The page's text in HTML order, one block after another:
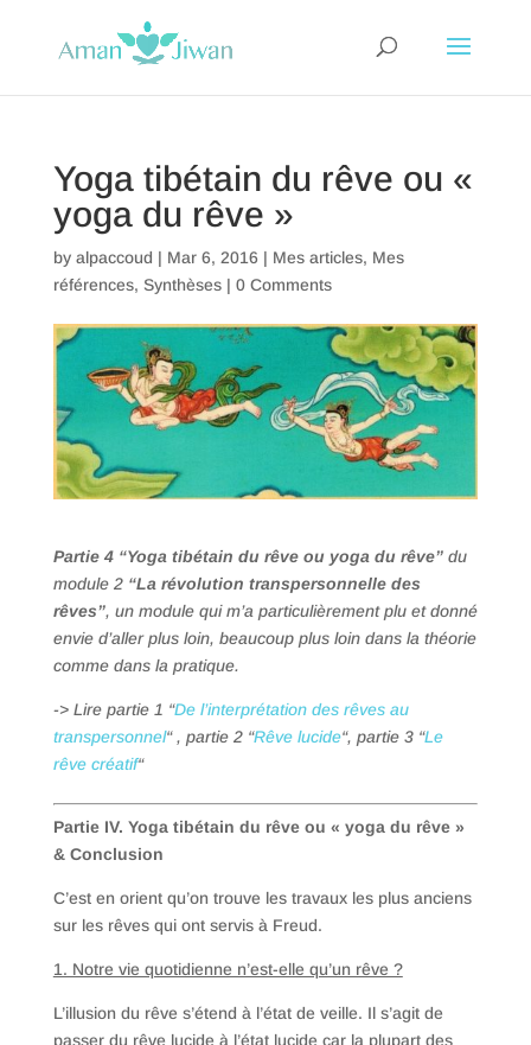
Yoga tibétain du rêve ou «
yoga du rêve »
by alpaccoud | Mar 6, 2016 | Mes articles, Mes
références, Synthèses| 0 Comments
Partie 4 “Yoga tibétain du rêve ou yoga du rêve”du
module 2 “La révolution transpersonnelle des
rêves”, un module qui m’a particulièrement plu et donné
envie d’aller plus loin, beaucoup plus loin dans la théorie
comme dans la pratique.
-> Lire partie 1 “De l’interprétation des rêves au
transpersonnel“, partie 2 “Rêve lucide“, partie 3 “Le
rêve créatif“
Partie IV. Yoga tibétain du rêve ou « yoga du rêve »
& Conclusion
C’est en orient qu’on trouve les travaux les plus anciens
sur les rêves qui ont servis à Freud.
1. Notre vie quotidienne n’est-elle qu’un rêve ?
L’illusion du rêve s’étend à l’état de veille. Il s’agit de
passer du rêve lucide à l’état lucide car la plupart des